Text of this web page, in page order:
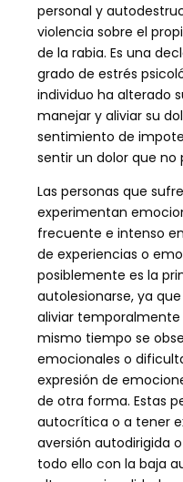
personal y
violencia sobre el
de la rabia. Es una
grado de estrés
individuo ha alterado
manejar y aliviar su
sentimiento de
sentir un dolor que no
Las personas que
experimentan
frecuente e intenso
de experiencias o
posiblemente es la
autolesionarse, ya
aliviar temporalmente
mismo tiempo se
emocionales o
expresión de
de otra forma. Estas
autocrítica o a tener
aversión autodirigida o
todo ello con la baja